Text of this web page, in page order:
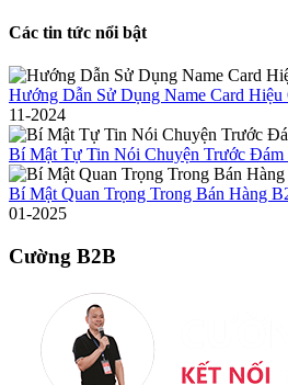
Các tin tức nổi bật
Hướng Dẫn Sử Dụng Name Card
11-2024
Bí Mật Tự Tin Nói Chuyện Trước
Bí Mật Quan Trọng Trong Bán Hàng
01-2025
Cường B2B